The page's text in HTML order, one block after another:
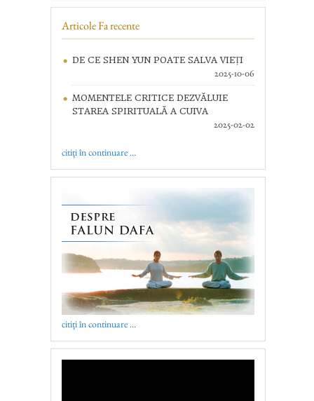
Articole Fa recente
DE CE SHEN YUN POATE SALVA VIEȚI
2025-10-06
MOMENTELE CRITICE DEZVĂLUIE
STAREA SPIRITUALĂ A CUIVA
2025-02-02
citiți în continuare ...
citiți în continuare ...